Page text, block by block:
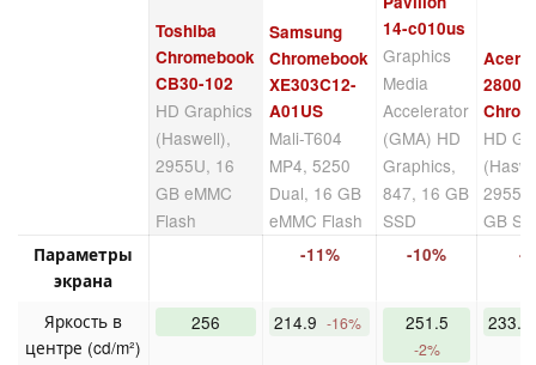
Toshiba
Chromebook
CB30-102
HD Graphics
(Haswell),
2955U, 16
GB eMMC
Flash
Samsung
Chromebook
XE303C12-
A01US
Mali-T604
MP4, 5250
Dual, 16 GB
eMMC Flash
14-c010us
Graphics
Media
Accelerator
(GMA) HD
Graphics,
847, 16 GB
SSD
Acer
2800
HD
GB
Параметры
экрана
-11% -10% -
Яркость в
центре (cd/m²)
256 214.9 -16% 251.5
-2%
233.8